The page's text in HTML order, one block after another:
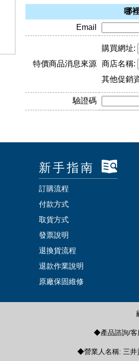
哪
Email
特價商品消息來源
購買網址:
商店名稱:
其他促銷
驗證碼
新手指南
訂購流程
付款方式
取貨方式
發票說明
退換貨流程
退款作業說明
原廠保固維修
◆產品諮詢/客
◆營業人名稱: 三井